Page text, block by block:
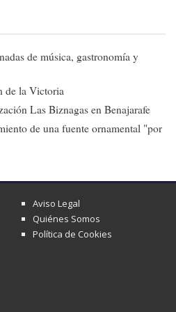
de música, gastronomía y
de la Victoria
Las Biznagas en Benajarafe
de una fuente ornamental "por
Aviso Legal
Quiénes Somos
Política de Cookies